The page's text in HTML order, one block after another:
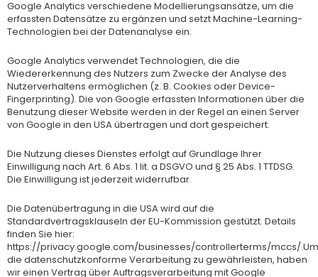
Google Analytics verschiedene Modellierungsansätze, um die
erfassten Datensätze zu ergänzen und setzt Machine-Learning-
Technologien bei der Datenanalyse ein.
Google Analytics verwendet Technologien, die die
Wiedererkennung des Nutzers zum Zwecke der Analyse des
Nutzerverhaltens ermöglichen (z. B. Cookies oder Device-
Fingerprinting). Die von Google erfassten Informationen über die
Benutzung dieser Website werden in der Regel an einen Server
von Google in den USA übertragen und dort gespeichert.
Die Nutzung dieses Dienstes erfolgt auf Grundlage Ihrer
Einwilligung nach Art. 6 Abs. 1 lit. a DSGVO und § 25 Abs. 1 TTDSG.
Die Einwilligung ist jederzeit widerrufbar.
Die Datenübertragung in die USA wird auf die
Standardvertragsklauseln der EU-Kommission gestützt. Details
finden Sie hier:
https://privacy.google.com/businesses/controllerterms/mccs/.Um
die datenschutzkonforme Verarbeitung zu gewährleisten, haben
wir einen Vertrag über Auftragsverarbeitung mit Google